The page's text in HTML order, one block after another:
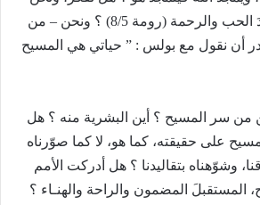
خطأة، أن الله مدّ لنا يدَ الحب والرحمة (رومة 8/5) ؟ ونحن – من
أن نقول مع بولس : ” حياتي هي المسيح
من سر المسيح ؟ أين البشرية منه ؟ هل
على حقيقته، كما هو، لا كما صوّرناه
وشوّهناه بتقاليدنا ؟ هل أدركت الأمم
المستقبلَ المضمون والراحة والهنـاء ؟